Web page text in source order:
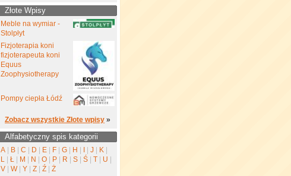
Złote Wpisy
Meble na wymiar -
Stolpłyt
Fizjoterapia koni
fizjoterapeuta koni
Equus
Zoophysiotherapy
Pompy ciepła Łódź
Zobacz wszystkie Złote wpisy »
Alfabetyczny spis kategorii
A B C D E F G H J K
L
Ł M N O P R S Ś T U
V
W Y Z Ź Ż